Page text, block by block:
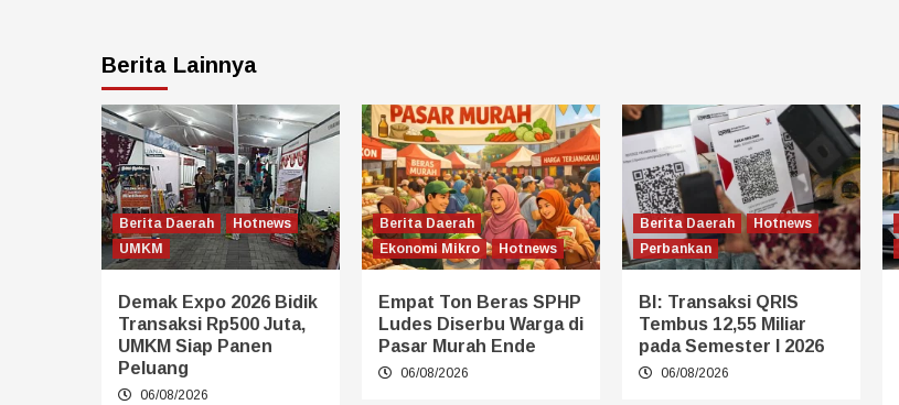
Berita Lainnya
Berita Daerah
Hotnews
UMKM
Demak Expo 2026 Bidik
Transaksi Rp500 Juta,
UMKM Siap Panen
Peluang
06/08/2026
Berita Daerah
Ekonomi Mikro
Hotnews
Empat Ton Beras SPHP
Ludes Diserbu Warga di
Pasar Murah Ende
06/08/2026
Berita Daerah
Hotnews
Perbankan
BI: Transaksi QRIS
Tembus 12,55 Miliar
pada Semester I 2026
06/08/2026